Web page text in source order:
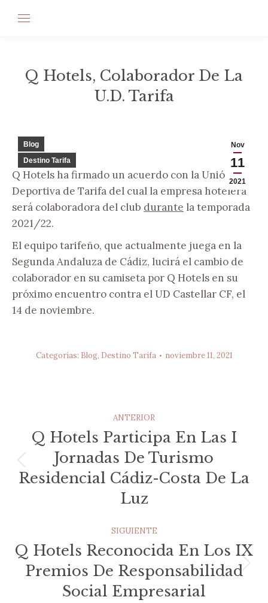
Q Hotels, Colaborador De La
U.D. Tarifa
Nov
11
2021
Blog
Destino Tarifa
Q Hotels ha firmado un acuerdo con la Unión
Deportiva de Tarifa del cual la empresa hotelera
será colaboradora del club durante la temporada
2021/22.
El equipo tarifeño, que actualmente juega en la
Segunda Andaluza de Cádiz, lucirá el cambio de
colaborador en su camiseta por Q Hotels en su
próximo encuentro contra el UD Castellar CF, el
14 de noviembre.
Categorías: Blog, Destino Tarifa noviembre 11, 2021
Navegación
Entre
Publicaciones
ANTERIOR
Publicación
anterior:
Q Hotels Participa En Las I
Jornadas De Turismo
Residencial Cádiz-Costa De La
Luz
SIGUIENTE
Publicación
siguiente:
Q Hotels Reconocida En Los IX
Premios De Responsabilidad
Social Empresarial